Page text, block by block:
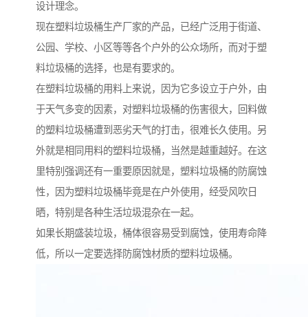
设计理念。
现在塑料垃圾桶生产厂家的产品，已经广泛用于街道、
公园、学校、小区等等各个户外的公众场所，而对于塑
料垃圾桶的选择，也是有要求的。
在塑料垃圾桶的用料上来说，因为它多设立于户外，由
于天气多变的因素，对塑料垃圾桶的伤害很大，回料做
的塑料垃圾桶遭到恶劣天气的打击，很难长久使用。另
外就是相同用料的塑料垃圾桶，当然是越重越好。在这
里特别强调还有一重要原因就是，塑料垃圾桶的防腐蚀
性，因为塑料垃圾桶毕竟是在户外使用，经受风吹日
晒，特别是各种生活垃圾混杂在一起。
如果长期盛装垃圾，桶体很容易受到腐蚀，使用寿命降
低，所以一定要选择防腐蚀材质的塑料垃圾桶。